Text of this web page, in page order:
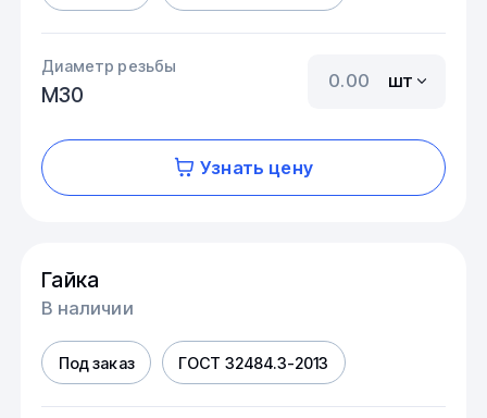
Диаметр резьбы
М30
шт
Узнать цену
Гайка
В наличии
Под заказ ГОСТ 32484.3-2013